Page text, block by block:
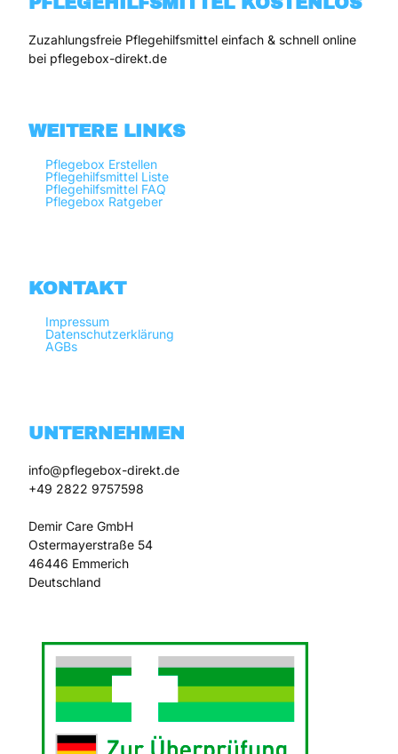
Zuzahlungsfreie Pflegehilfsmittel einfach & schnell online
bei pflegebox-direkt.de
WEITERE LINKS
Pflegebox Erstellen
Pflegehilfsmittel Liste
Pflegehilfsmittel FAQ
Pflegebox Ratgeber
KONTAKT
Impressum
Datenschutzerklärung
AGBs
UNTERNEHMEN
info@pflegebox-direkt.de
+49 2822 9757598
Demir Care GmbH
Ostermayerstraße 54
46446 Emmerich